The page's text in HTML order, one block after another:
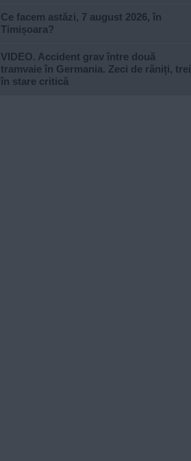
Ce facem astăzi, 7 august 2026, în
Timișoara?
VIDEO. Accident grav între două
tramvaie în Germania. Zeci de răniți, trei
în stare critică